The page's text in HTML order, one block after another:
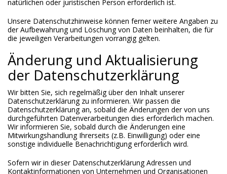
natürlichen oder juristischen Person erforderlich ist.
Unsere Datenschutzhinweise können ferner weitere Angaben zu
der Aufbewahrung und Löschung von Daten beinhalten, die für
die jeweiligen Verarbeitungen vorrangig gelten.
Änderung und Aktualisierung
der Datenschutzerklärung
Wir bitten Sie, sich regelmäßig über den Inhalt unserer
Datenschutzerklärung zu informieren. Wir passen die
Datenschutzerklärung an, sobald die Änderungen der von uns
durchgeführten Datenverarbeitungen dies erforderlich machen.
Wir informieren Sie, sobald durch die Änderungen eine
Mitwirkungshandlung Ihrerseits (z.B. Einwilligung) oder eine
sonstige individuelle Benachrichtigung erforderlich wird.
Sofern wir in dieser Datenschutzerklärung Adressen und
Kontaktinformationen von Unternehmen und Organisationen